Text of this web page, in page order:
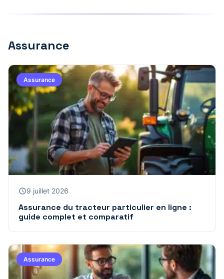
Assurance
Assurance
9 juillet 2026
Assurance du tracteur particulier en ligne :
guide complet et comparatif
Assurance